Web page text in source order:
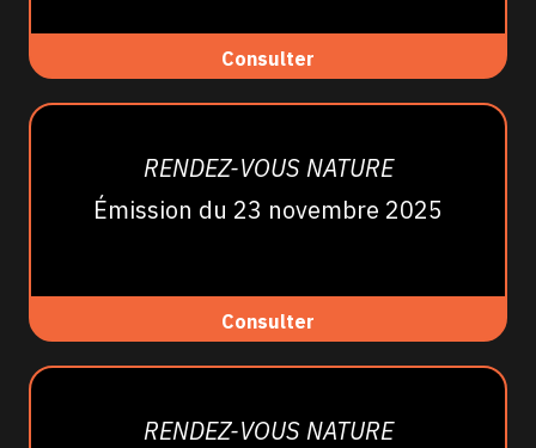
Consulter
RENDEZ-VOUS NATURE
Émission du 23 novembre 2025
Consulter
RENDEZ-VOUS NATURE